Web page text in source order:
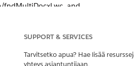
fndMultiDocxLwc, and
SUPPORT & SERVICES
Tarvitsetko apua? Hae lisää
yhteys asiantuntijaan.